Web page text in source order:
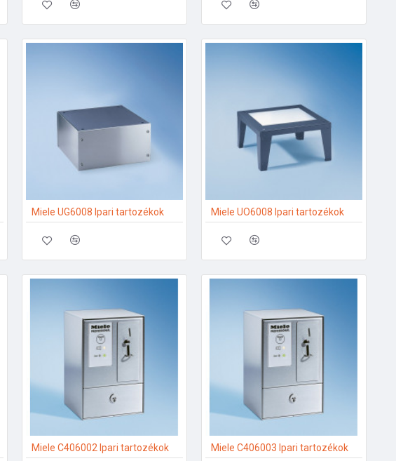
Miele UG6008 Ipari tartozékok Miele UO6008 Ipari tartozékok
Miele C406002 Ipari tartozékok Miele C406003 Ipari tartozékok